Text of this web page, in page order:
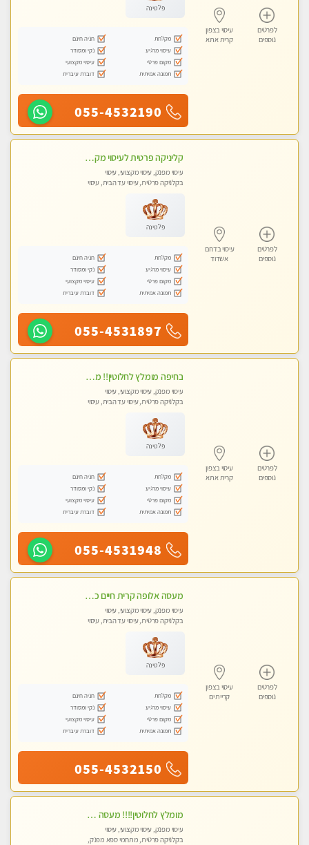
לפרטים
נוספים
עיסוי בצפון
קרית אתא
פלטינה
מקלחת
חניה חינם
עיסוי מרגיע
נקי ומסודר
מקום פרטי
עיסוי מקצועי
תמונה אמיתית
דוברת עיברית
055-4532190
לפרטים
נוספים
עיסוי בדרום
אשדוד
קליניקה פרטית לעיסוי מקצועי ואלטרנטיבי ברמה גבוהה VIP תתקשר ..... highly recommended..new in the city
עיסוי מפנק, עיסוי מקצועי, עיסוי
בקלניקה פרטית, עיסוי עד הבית, עיסוי
פלטינה
מקלחת
חניה חינם
עיסוי מרגיע
נקי ומסודר
מקום פרטי
עיסוי מקצועי
תמונה אמיתית
דוברת עיברית
055-4531897
לפרטים
נוספים
עיסוי בצפון
קרית אתא
בחיפה מומלץ לחלוטין!! מעסה יפה איכותית מקצועית ומפנקת מאוד פרטי מומלץ בחום.עיסוי מפנק מאוווד.
עיסוי מפנק, עיסוי מקצועי, עיסוי
בקלניקה פרטית, עיסוי עד הבית, עיסוי
פלטינה
מקלחת
חניה חינם
עיסוי מרגיע
נקי ומסודר
מקום פרטי
עיסוי מקצועי
תמונה אמיתית
דוברת עיברית
055-4531948
לפרטים
נוספים
עיסוי בצפון
קריית ים
מעסה אלופה קרית חיים כל סוגי העיסויים מעסה מקצועית ואיכותית פרטי!!
עיסוי מפנק, עיסוי מקצועי, עיסוי
בקלניקה פרטית, עיסוי עד הבית, עיסוי
פלטינה
מקלחת
חניה חינם
עיסוי מרגיע
נקי ומסודר
מקום פרטי
עיסוי מקצועי
תמונה אמיתית
דוברת עיברית
055-4532150
מומלץ לחלוטין!!!! מעסה מקצועית מהממת ואיכותית פרטי!!!לזוגות +לבית המלון - ללא מין !!
עיסוי מפנק, עיסוי מקצועי, עיסוי
בקלניקה פרטית, מתחמי ספא מפנק,